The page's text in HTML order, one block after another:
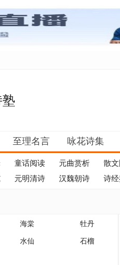
至理名言 咏花诗集
童话阅读 元曲赏析 散
元明清诗 汉魏朝诗 诗
海棠 牡丹
水仙 石榴